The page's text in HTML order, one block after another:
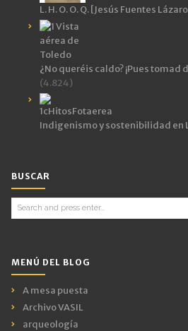
L. H. O. O. Q. [Jesús Fuentes
¿No queréis caldo? ¡Pues tomad
(4.824)
Indigenismo y sostenibilidad en
BUSCAR
Search
for:
MENÚ DEL BLOG
A mesa puesta
Archivo VASIL
arqueología